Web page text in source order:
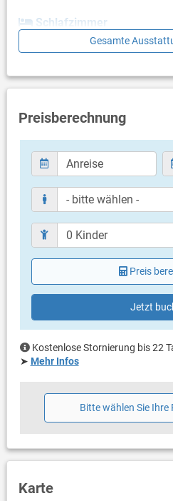
Schlafzimmer
Schlafzimmer mit Doppelbett,
Bad mit WC, Dusche
Balkon & Terrasse
Terrassengröße: 20 m²
Weitere Informationen
Grill vorhanden
Kein Parkplatz
Haustier erlaubt (gegen
Haustier)
Eigentümer lebt im gleichen Haus
Bettwäsche vorhanden
Handtücher vorhanden
Gesamte
Preisberechnung
Preis
Jetzt
Kostenlose Stornierung bis 22
➤ Mehr Infos
Bitte wählen Sie Ihre
Karte